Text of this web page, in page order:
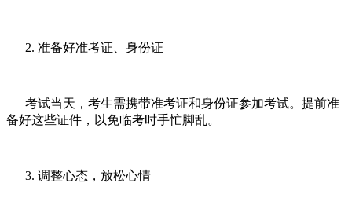
2. 准备好准考证、身份证
考试当天，考生需携带准考证和身份证参加考试。提前准
备好这些证件，以免临考时手忙脚乱。
3. 调整心态，放松心情